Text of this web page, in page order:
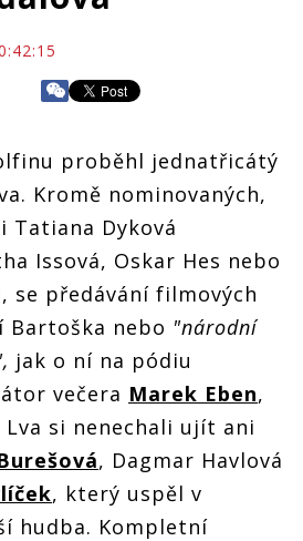
proběhl jednatřicátý
Kromě nominovaných,
Tatiana Dyková
Issová, Oskar Hes nebo
se předávání filmových
Bartoška nebo "národní
jak o ní na pódiu
večera Marek Eben,
Lva si nenechali ujít ani
, Dagmar Havlová
, který uspěl v
hudba. Kompletní